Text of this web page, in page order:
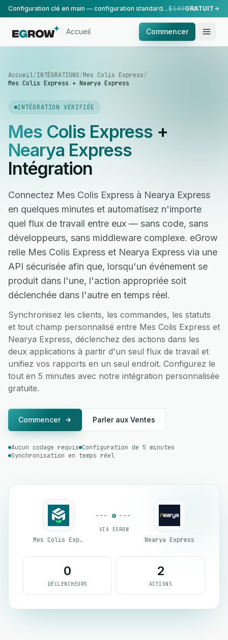
Configuration clé en main — configuration standard, réalisée par notre équipe.$149GRATUIT
Accueil Commencer
Accueil/INTÉGRATIONS/Mes Colis Express/
Mes Colis Express + Nearya Express
INTÉGRATION VÉRIFIÉE
Mes Colis Express+
Nearya Express
Intégration
Connectez Mes Colis Express à Nearya Express
en quelques minutes et automatisez n'importe
quel flux de travail entre eux — sans code, sans
développeurs, sans middleware complexe. eGrow
relie Mes Colis Express et Nearya Express via une
API sécurisée afin que, lorsqu'un événement se
produit dans l'une, l'action appropriée soit
déclenchée dans l'autre en temps réel.
Synchronisez les clients, les commandes, les statuts
et tout champ personnalisé entre Mes Colis Express et
Nearya Express, déclenchez des actions dans les
deux applications à partir d'un seul flux de travail et
unifiez vos rapports en un seul endroit. Configurez le
tout en 5 minutes avec notre intégration personnalisée
gratuite.
Commencer Parler aux Ventes
Aucun codage requis Configuration de 5 minutes
Synchronisation en temps réel
Mes Colis Express
VIA EGROW
Nearya Express
0
DÉCLENCHEURS
2
ACTIONS